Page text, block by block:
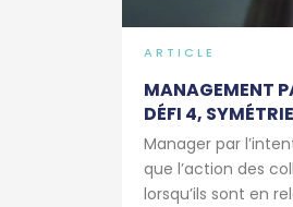
ARTICLE
MANAGEMENT
DÉFI 4,
Manager par
que l’action des
lorsqu’ils sont en